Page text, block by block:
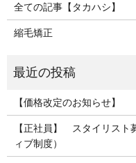
全ての記事【タカハシ】
縮毛矯正
【価格改定のお知らせ】
【正社員】 スタイリス
ィブ制度）